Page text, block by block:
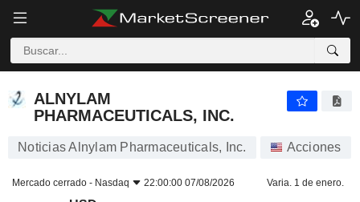
ALNYLAM
PHARMACEUTICALS, INC.
Noticias Alnylam Pharmaceuticals, Inc. Acciones
Mercado cerrado - Nasdaq 22:00:00 07/08/2026 Varia. 1 de enero.